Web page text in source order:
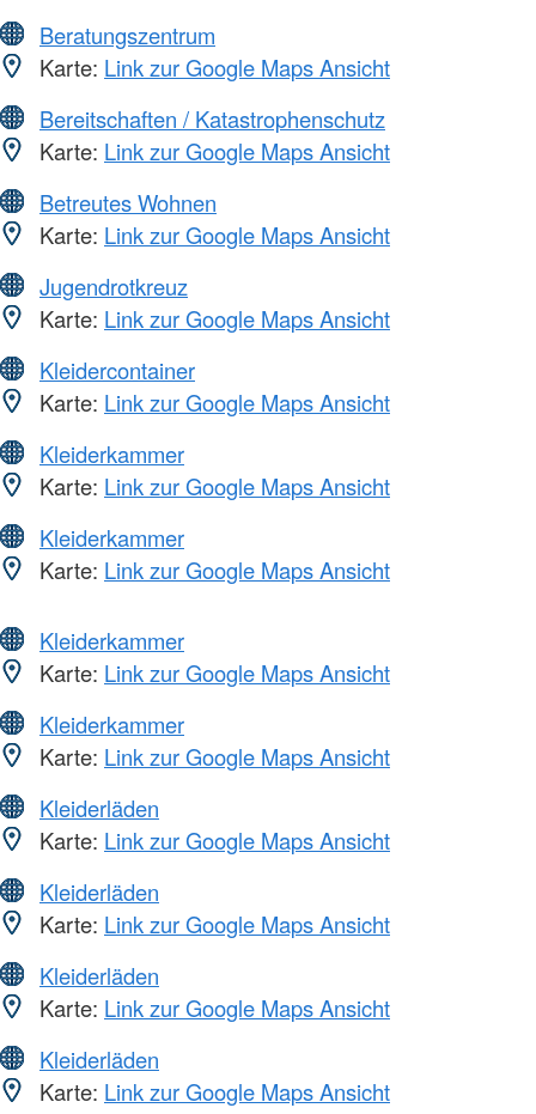
Beratungszentrum
Karte: Link zur Google Maps Ansicht
Bereitschaften / Katastrophenschutz
Karte: Link zur Google Maps Ansicht
Betreutes Wohnen
Karte: Link zur Google Maps Ansicht
Jugendrotkreuz
Karte: Link zur Google Maps Ansicht
Kleidercontainer
Karte: Link zur Google Maps Ansicht
Kleiderkammer
Karte: Link zur Google Maps Ansicht
Kleiderkammer
Karte: Link zur Google Maps Ansicht
Kleiderkammer
Karte: Link zur Google Maps Ansicht
Kleiderkammer
Karte: Link zur Google Maps Ansicht
Kleiderläden
Karte: Link zur Google Maps Ansicht
Kleiderläden
Karte: Link zur Google Maps Ansicht
Kleiderläden
Karte: Link zur Google Maps Ansicht
Kleiderläden
Karte: Link zur Google Maps Ansicht